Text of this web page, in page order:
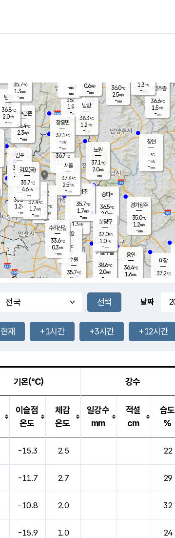
양주
36.0℃
1.9
-mm
과천
35.7℃
1.3m/s
- mm
-mm
-mm
용인
36.4℃
1.6m/s
경기광주
35.0℃
1.2m/s
-mm
35.0
℃
파주금촌
36.4℃
2.3m/s
-mm
가평조종
36.6℃
1.5m/s
-mm
36.0℃
2.5m/s
-mm
창현
-℃
-m/s
-mm
탄현
36.8℃
2.0m/s
-mm
1.3m/s
-mm
36.2℃
1.6m/s
-mm
마장
37.2℃
의왕
- ℃
m/s
mm
김포
36.2℃
1.3 m/s
mm
광명
37.8 ℃
1.7 m/s
-mm
부천
35.5℃
1.2m/s
-mm
-mm
구로
37.4℃
1.7m/s
-mm
은평
36.7℃
2.1 m/s
- mm
노원
37.1℃
2.0m/s
-mm
송파*
36.5℃
2.0m/s
-mm
서초
35.7℃
1.7m/s
-mm
남방
38.3℃
1.2m/s
-mm
기흥구갈
38.6℃
2.0m/s
-
수리산길
33.6℃
0.3m/s
-mm
분당구
37.0℃
1.0m/s
-mm
장흥면
37.1℃
-m/s
-mm
-m/s
-mm
김포(공)
35.7℃
4.6m/s
-mm
수원
35.7℃
2 m/s
서울
37.4℃
2.5m/s
-mm
35.7℃
1.3m/s
-mm
0.6m/s
-mm
날짜
현재 +1시간 +3시간 +12시간
기온(℃) 강수
이슬점
온도
체감
온도
일강수
mm
적설
cm
습도
%
-15.3 2.5 22
-11.7 2.7 29
-10.8 2.0 32
-15.9 1.0 24